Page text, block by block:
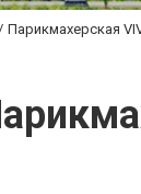
Парикмахерская